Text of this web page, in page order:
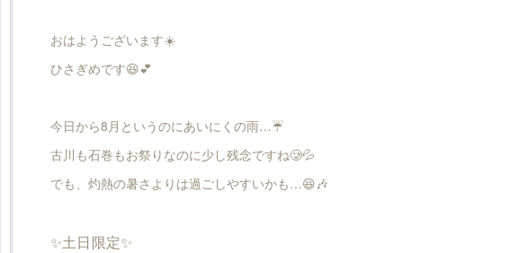
おはようございます☀️
ひさぎめです😆💕
今日から8月というのにあいにくの雨…☔️
古川も石巻もお祭りなのに少し残念ですね🥲💦
でも、灼熱の暑さよりは過ごしやすいかも…😆🎶
✨土日限定✨